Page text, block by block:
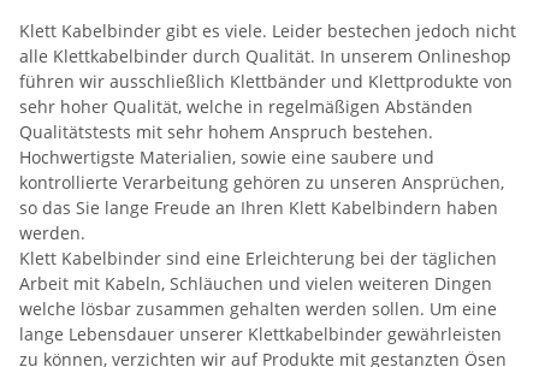
Klett Kabelbinder gibt es viele. Leider bestechen jedoch nicht
alle Klettkabelbinder durch Qualität. In unserem Onlineshop
führen wir ausschließlich Klettbänder und Klettprodukte von
sehr hoher Qualität, welche in regelmäßigen Abständen
Qualitätstests mit sehr hohem Anspruch bestehen.
Hochwertigste Materialien, sowie eine saubere und
kontrollierte Verarbeitung gehören zu unseren Ansprüchen,
so das Sie lange Freude an Ihren Klett Kabelbindern haben
werden.
Klett Kabelbinder sind eine Erleichterung bei der täglichen
Arbeit mit Kabeln, Schläuchen und vielen weiteren Dingen
welche lösbar zusammen gehalten werden sollen. Um eine
lange Lebensdauer unserer Klettkabelbinder gewährleisten
zu können, verzichten wir auf Produkte mit gestanzten Ösen